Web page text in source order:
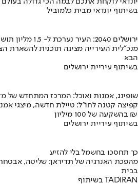
בשיתוף יונדאי מבית כלמוביל
ירושלים 2040: העיר נערכת ל- 1.5 מליון תושבים
מנכ"לית העירייה מציגה תוכנית להשארת
הבא
בשיתוף עיריית ירושלים
שופינג, אמנות ואוכל: המרכז המתחדש של
קפיצה קטנה לחו"ל: טיילת חדשה, מיצגי
בהשקעה של 100 מיליון ₪
בשיתוף עיריית ירושלים
כך תחסכו בחשמל בלי להזיע
מהפכת האנרגיה של תדיראן: שליטה,
בבית
בשיתוף TADIRAN